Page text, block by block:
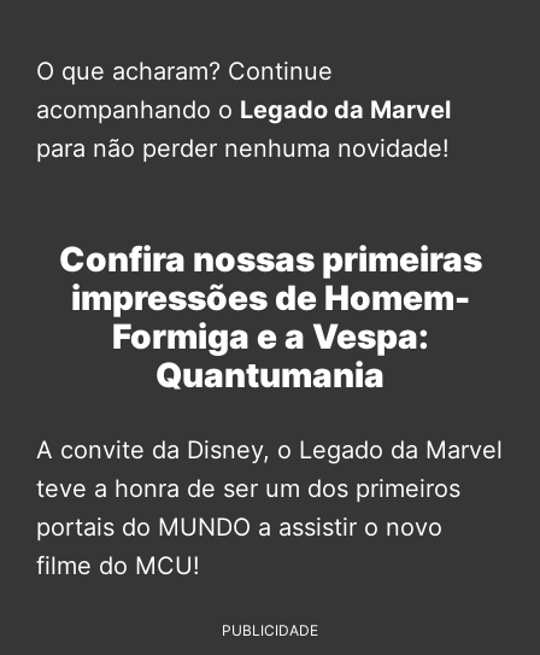
O que acharam? Continue
acompanhando o Legado da Marvel
para não perder nenhuma novidade!
Confira nossas primeiras
impressões de Homem-
Formiga e a Vespa:
Quantumania
A convite da Disney, o Legado da Marvel
teve a honra de ser um dos primeiros
portais do MUNDO a assistir o novo
filme do MCU!
PUBLICIDADE